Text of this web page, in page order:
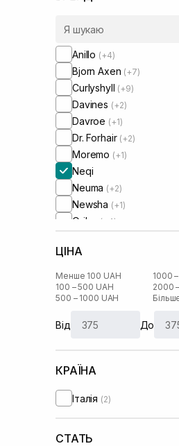
Anillo (+4)
Bjorn Axen (+7)
Curlyshyll (+9)
Davines (+2)
Davroe (+1)
Dr. Forhair (+2)
Moremo (+1)
Neqi
Neuma (+2)
Newsha (+1)
Oribe (+4)
Rated Green
Unove (+1)
WhoCares
ЦІНА
Менше 100 UAH
100 – 500 UAH
500 – 1000 UAH
1000
2000
Від До
КРАЇНА
Італія (2)
СТАТЬ